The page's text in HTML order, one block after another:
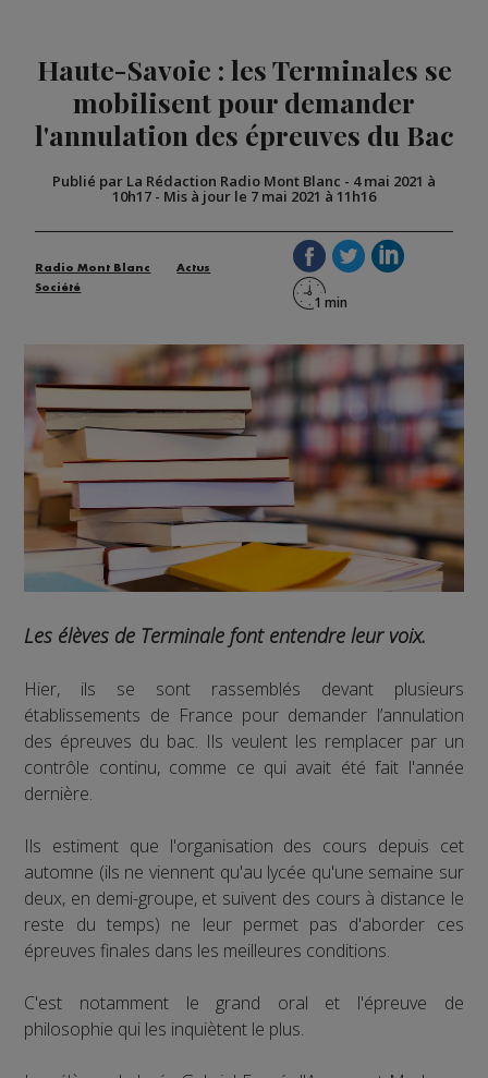
Haute-Savoie : les Terminales se
mobilisent pour demander
l'annulation des épreuves du Bac
Publié par La Rédaction Radio Mont Blanc - 4 mai 2021 à
10h17 - Mis à jour le 7 mai 2021 à 11h16
Radio Mont Blanc
Actus
Société
Les élèves de Terminale font entendre leur voix.
Hier, ils se sont rassemblés devant plusieurs
établissements de France pour demander l’annulation
des épreuves du bac. Ils veulent les remplacer par un
contrôle continu, comme ce qui avait été fait l'année
dernière.
Ils estiment que l'organisation des cours depuis cet
automne (ils ne viennent qu'au lycée qu'une semaine sur
deux, en demi-groupe, et suivent des cours à distance le
reste du temps) ne leur permet pas d'aborder ces
épreuves finales dans les meilleures conditions.
C'est notamment le grand oral et l'épreuve de
philosophie qui les inquiètent le plus.